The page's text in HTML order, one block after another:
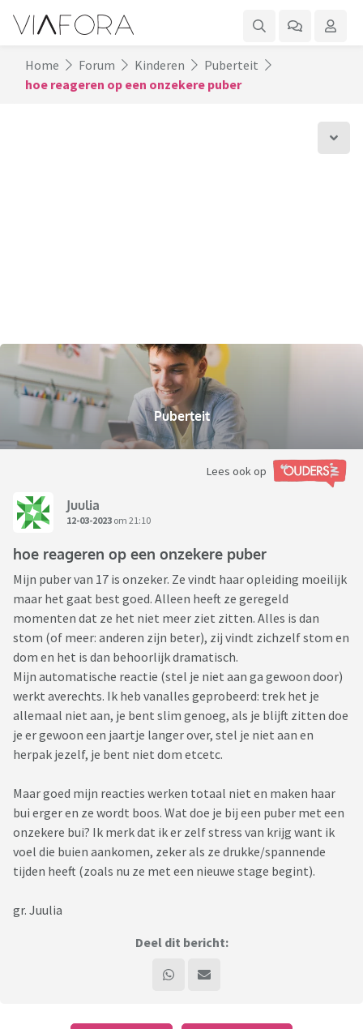
Home Forum Kinderen
Puberteit
hoe reageren op een onzekere puber
Puberteit
Lees ook op
Juulia
12-03-2023 om 21:10
hoe reageren op een onzekere puber
Mijn puber van 17 is onzeker. Ze vindt haar opleiding moeilijk
maar het gaat best goed. Alleen heeft ze geregeld
momenten dat ze het niet meer ziet zitten. Alles is dan
stom (of meer: anderen zijn beter), zij vindt zichzelf stom en
dom en het is dan behoorlijk dramatisch.
Mijn automatische reactie (stel je niet aan ga gewoon door)
werkt averechts. Ik heb vanalles geprobeerd: trek het je
allemaal niet aan, je bent slim genoeg, als je blijft zitten doe
je er gewoon een jaartje langer over, stel je niet aan en
herpak jezelf, je bent niet dom etcetc.
Maar goed mijn reacties werken totaal niet en maken haar
bui erger en ze wordt boos. Wat doe je bij een puber met een
onzekere bui? Ik merk dat ik er zelf stress van krijg want ik
voel die buien aankomen, zeker als ze drukke/spannende
tijden heeft (zoals nu ze met een nieuwe stage begint).
gr. Juulia
Deel dit bericht: